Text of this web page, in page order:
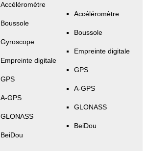
Accéléromètre
Boussole
Gyroscope
Empreinte digitale
GPS
A-GPS
GLONASS
BeiDou
Accéléromètre
Boussole
Empreinte digitale
GPS
A-GPS
GLONASS
BeiDou